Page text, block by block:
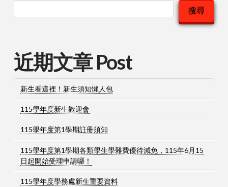
搜尋
近期文章 Post
新生看這裡！新生須知懶人包
115學年度新生歡迎會
115學年度第1學期註冊須知
115學年度第1學期各類學生學雜費優待減免，115年6月15
日起開始受理申請囉！
115學年度學務處新生重要資料